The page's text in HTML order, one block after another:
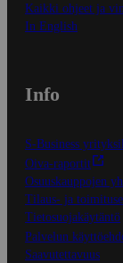
Kaikki ohjeet ja
In English
Info
S-Business
Oiva-raportit
Osuuskauppojen
Tilaus- ja
Tietosuojakäytäntö
Palvelun
Saavutettavuus